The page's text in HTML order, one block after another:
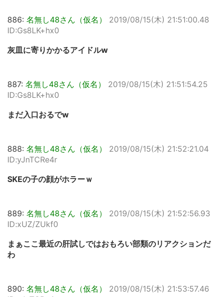
886: 名無し48さん（仮名）
2019/08/15(木) 21:51:00.48
ID:Gs8LK+hx0
灰皿に寄りかかるアイドルw
887: 名無し48さん（仮名）
2019/08/15(木) 21:51:54.25
ID:Gs8LK+hx0
まだ入口おるでw
888: 名無し48さん（仮名）
2019/08/15(木) 21:52:21.04
ID:yJnTCRe4r
SKEの子の顔がホラーｗ
889: 名無し48さん（仮名）
2019/08/15(木) 21:52:56.93
ID:xUZ/ZUkf0
まぁここ最近の肝試しではおもろい部類のリアクションだ
わ
890: 名無し48さん（仮名）
2019/08/15(木) 21:53:57.46